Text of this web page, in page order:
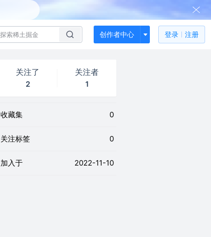
创作者中心 登录 注册
关注了
2
关注者
1
收藏集 0
关注标签 0
加入于 2022-11-10